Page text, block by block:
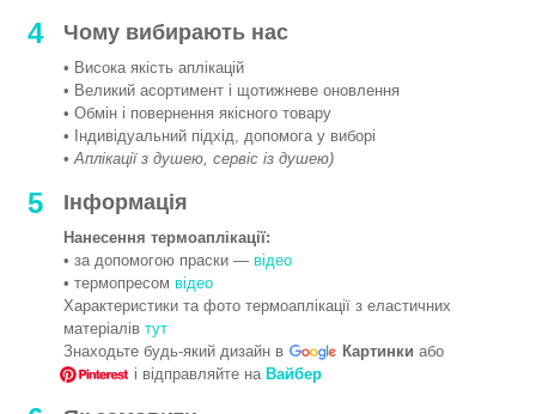
4 Чому вибирають нас
• Висока якість аплікацій
• Великий асортимент і щотижневе оновлення
• Обмін і повернення якісного товару
• Індивідуальний підхід, допомога у виборі
•Аплікації з душею, сервіс із душею)
5 Інформація
Нанесення термоаплікації:
• за допомогою праски — відео
• термопресом відео
Характеристики та фото термоаплікації з еластичних
матеріалів тут
Знаходьте будь-який дизайн в
Картинки або
і відправляйте на Вайбер